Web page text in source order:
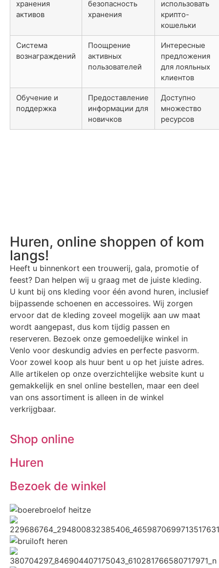
хранения
активов
безопасность
хранения
использовать
крипто-
кошельки
Система
вознаграждений
Поощрение
активных
пользователей
Интересные
предложения
для лояльных
клиентов
Обучение и
поддержка
Предоставление
информации для
новичков
Доступно
множество
ресурсов
Huren, online shoppen of kom
langs!
Heeft u binnenkort een trouwerij, gala, promotie of
feest? Dan helpen wij u graag met de juiste kleding.
U kunt bij ons kleding voor één avond huren, inclusief
bijpassende schoenen en accessoires. Wij zorgen
ervoor dat de kleding zoveel mogelijk aan uw maat
wordt aangepast, dus kom tijdig passen en
reserveren. Bezoek onze gemoedelijke winkel in
Venlo voor deskundig advies en perfecte pasvorm.
Voor zowel koop als huur bent u op het juiste adres.
Alle artikelen op onze overzichtelijke website kunt u
gemakkelijk en snel online bestellen, maar een deel
van ons assortiment is alleen in de winkel
verkrijgbaar.
Shop online
Huren
Bezoek de winkel